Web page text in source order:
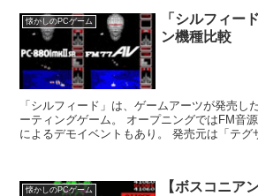
懐かしのPCゲーム
「シルフィー
ン機種比較
「シルフィード」は、ゲームアーツが発売し
ーティングゲーム。 オープニングではFM音源チップのCSM音声合成
によるデモイベントもあり。 発売元は「テグザー」でヒットを飛ば
懐かしのPCゲーム
【ボスコニア